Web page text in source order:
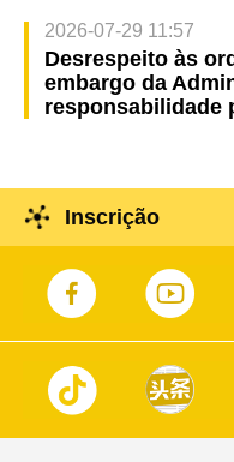
2026-07-29 11:57
Desrespeito às
embargo da
responsabilidade
Inscrição